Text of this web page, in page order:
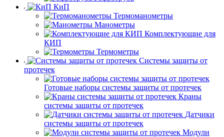
КиП
Термоманометры
Манометры
Комплектующие для
КИП
Термометры
Системы защиты от
протечек
Готовые наборы системы защиты от протечек
Краны
системы защиты от протечек
Датчики
системы защиты от протечек
Модули